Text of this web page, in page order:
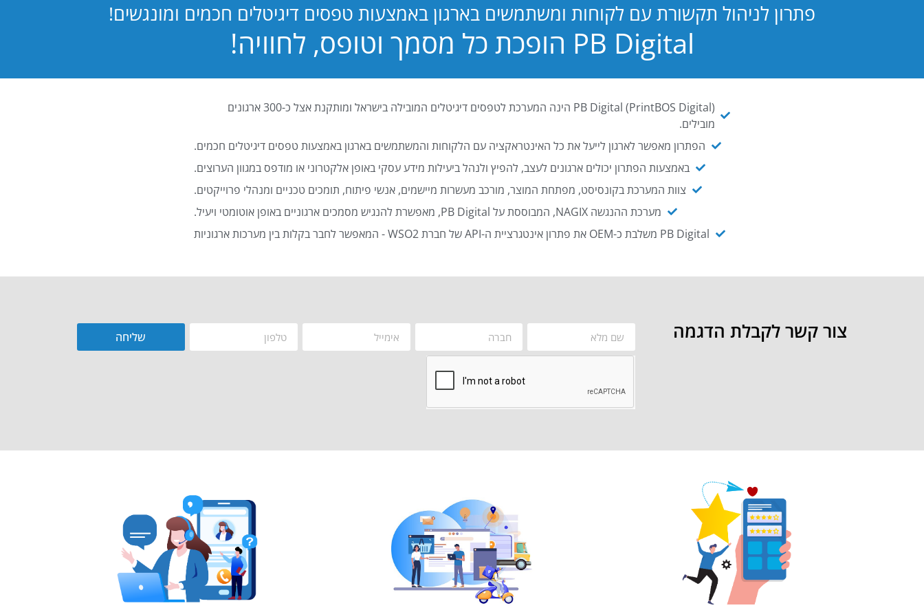
פתרון לניהול תקשורת עם לקוחות ומשתמשים בארגון באמצעות טפסים דיגיטלים חכמים ומונגשים!
PB Digital הופכת כל מסמך וטופס, לחוויה!
PB Digital (PrintBOS Digital) הינה המערכת לטפסים דיגיטלים המובילה בישראל ומותקנת אצל כ-300 ארגונים
מובילים.
הפתרון מאפשר לארגון לייעל את כל האינטראקציה עם הלקוחות והמשתמשים בארגון באמצעות טפסים דיגיטלים חכמים.
באמצעות הפתרון יכולים ארגונים לעצב, להפיץ ולנהל ביעילות מידע עסקי באופן אלקטרוני או מודפס במגוון הערוצים.
צוות המערכת בקונסיסט, מפתחת המוצר, מורכב מעשרות מיישמים, אנשי פיתוח, תומכים טכניים ומנהלי פרוייקטים.
מערכת ההנגשה NAGIX, המבוססת על PB Digital, מאפשרת להנגיש מסמכים ארגוניים באופן אוטומטי ויעיל.
PB Digital משלבת כ-OEM את פתרון אינטגרציית ה-API של חברת WSO2 - המאפשר לחבר בקלות בין מערכות ארגוניות
צור קשר לקבלת הדגמה שליחה